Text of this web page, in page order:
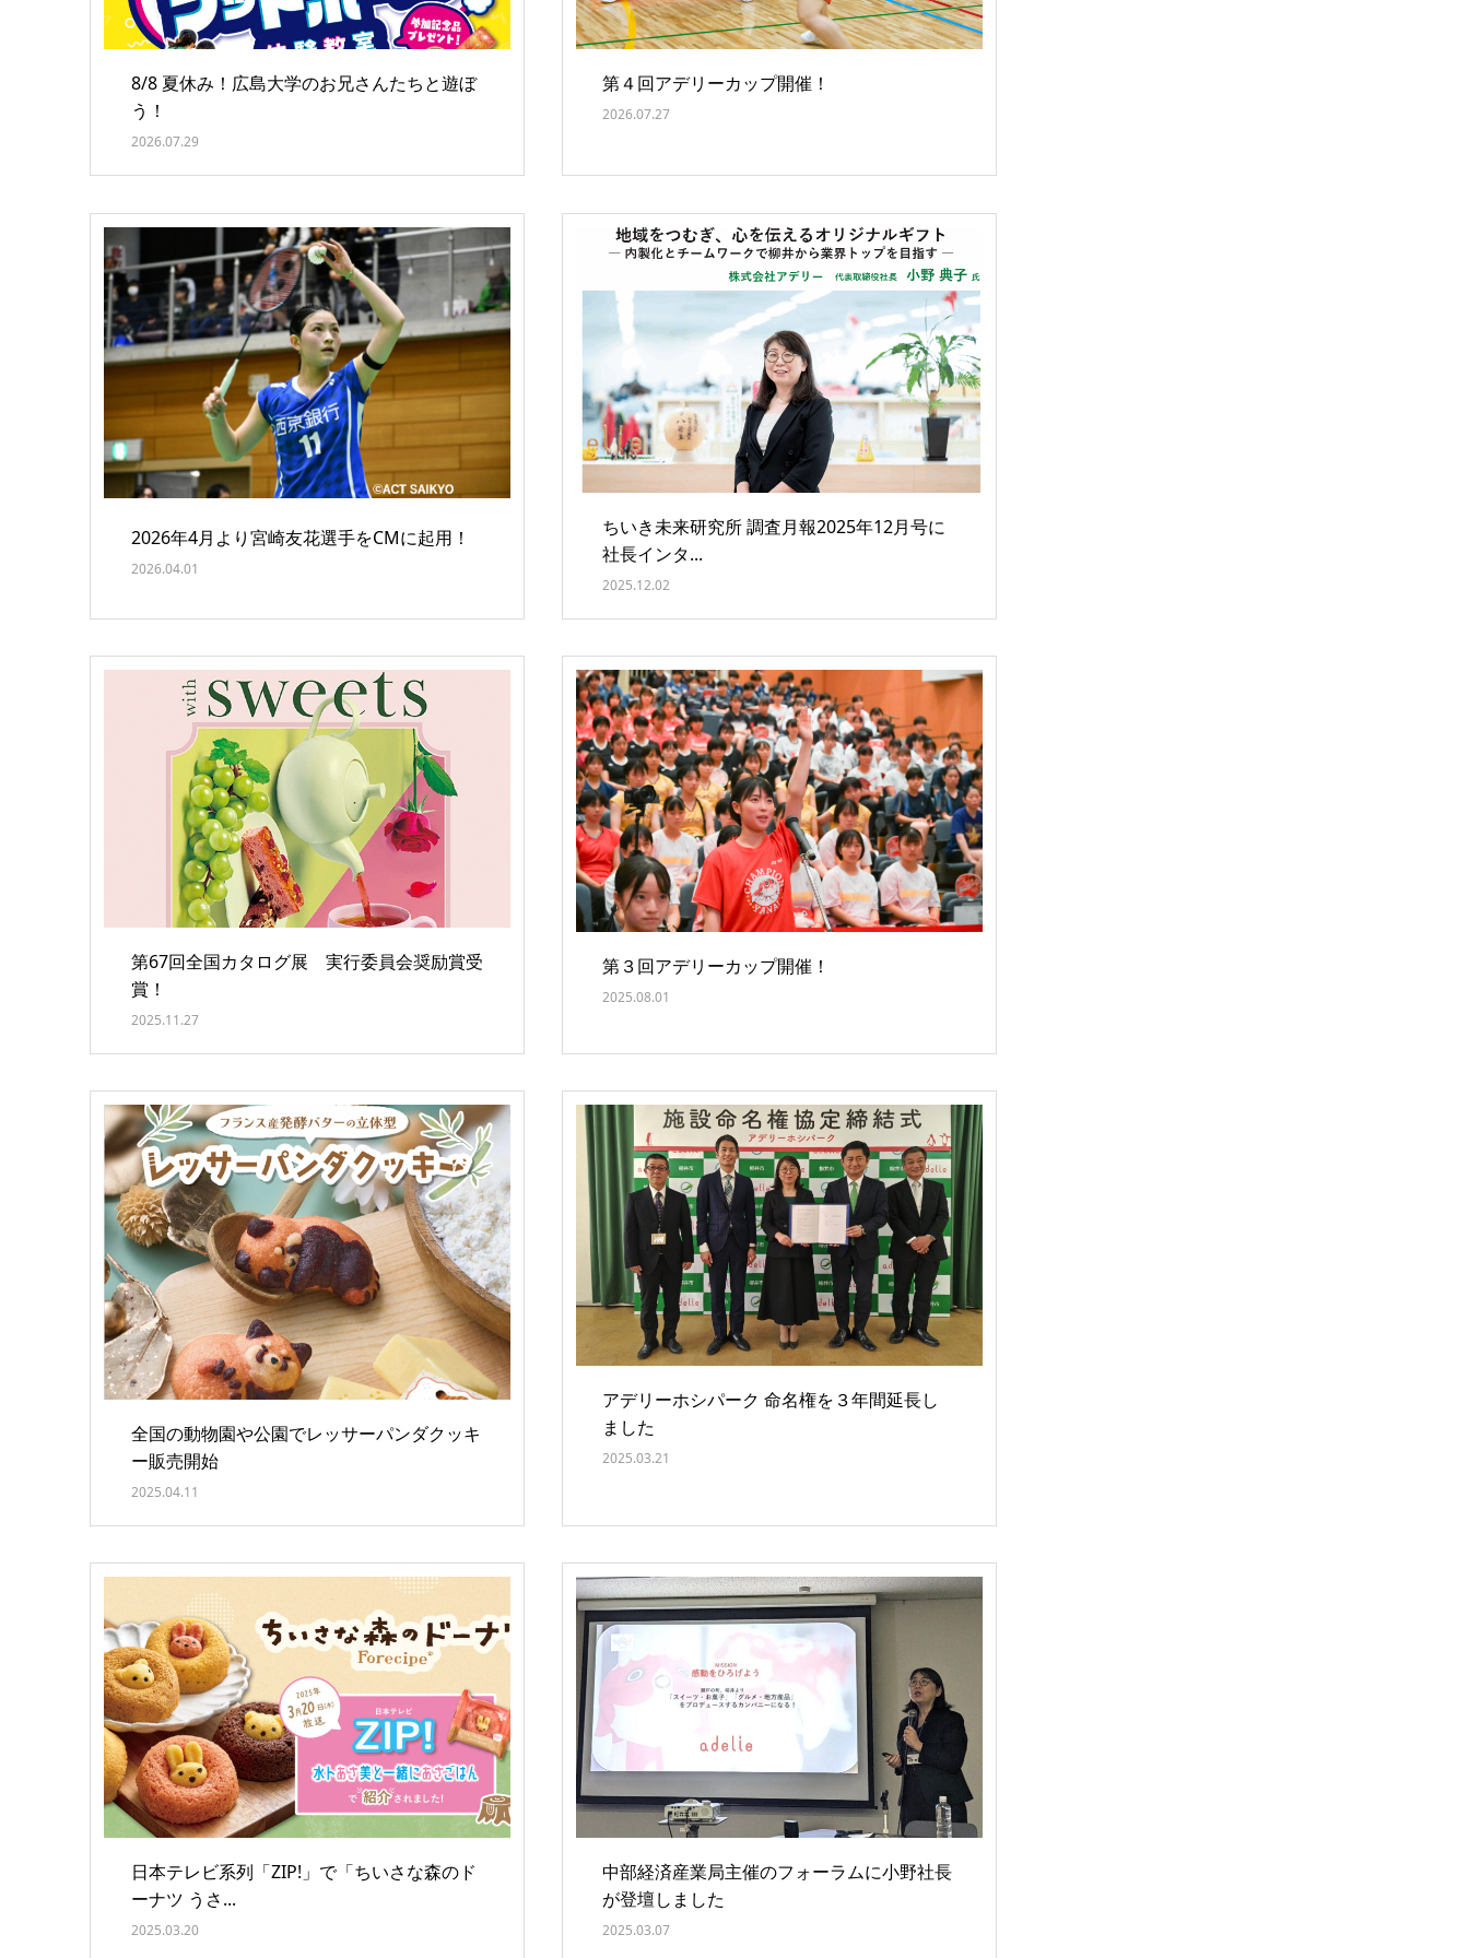
8/8 夏休み！広島大学のお兄さんたちと遊ぼ
う！
2026.07.29
第４回アデリーカップ開催！
2026.07.27
2026年4月より宮崎友花選手をCMに起用！
2026.04.01
ちいき未来研究所 調査月報2025年12月号に
社長インタ...
2025.12.02
第67回全国カタログ展 実行委員会奨励賞受
賞！
2025.11.27
第３回アデリーカップ開催！
2025.08.01
全国の動物園や公園でレッサーパンダクッキ
ー販売開始
2025.04.11
アデリーホシパーク 命名権を３年間延長し
ました
2025.03.21
日本テレビ系列「ZIP!」で「ちいさな森のド
ーナツ うさ...
2025.03.20
中部経済産業局主催のフォーラムに小野社長
が登壇しました
2025.03.07